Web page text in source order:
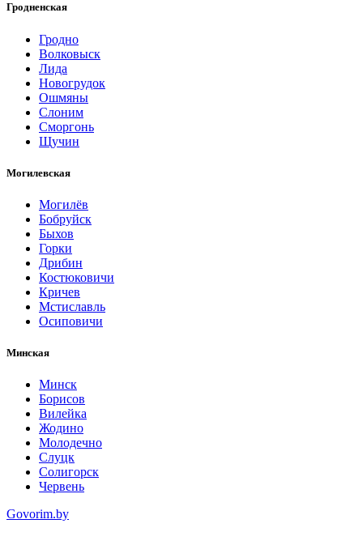
Гродненская
Гродно
Волковыск
Лида
Новогрудок
Ошмяны
Слоним
Сморгонь
Щучин
Могилевская
Могилёв
Бобруйск
Быхов
Горки
Дрибин
Костюковичи
Кричев
Мстиславль
Осиповичи
Минская
Минск
Борисов
Вилейка
Жодино
Молодечно
Слуцк
Солигорск
Червень
Govorim.by